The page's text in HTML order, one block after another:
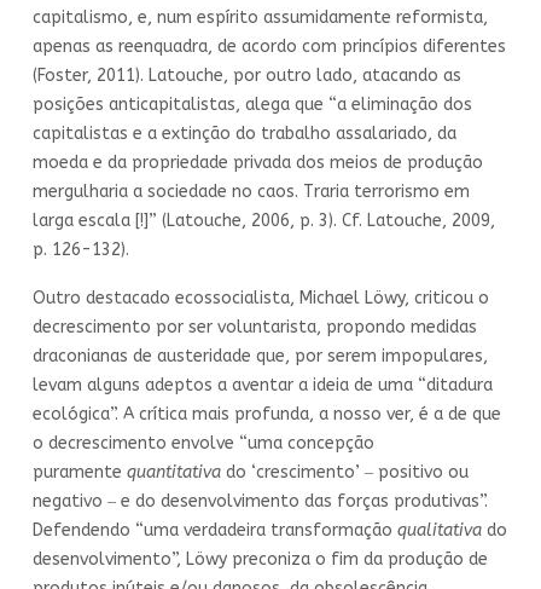
capitalismo, e, num espírito assumidamente reformista,
apenas as reenquadra, de acordo com princípios diferentes
(Foster, 2011). Latouche, por outro lado, atacando as
posições anticapitalistas, alega que “a eliminação dos
capitalistas e a extinção do trabalho assalariado, da
moeda e da propriedade privada dos meios de produção
mergulharia a sociedade no caos. Traria terrorismo em
larga escala [!]” (Latouche, 2006, p. 3). Cf. Latouche, 2009,
p. 126-132).
Outro destacado ecossocialista, Michael Löwy, criticou o
decrescimento por ser voluntarista, propondo medidas
draconianas de austeridade que, por serem impopulares,
levam alguns adeptos a aventar a ideia de uma “ditadura
ecológica”. A crítica mais profunda, a nosso ver, é a de que
o decrescimento envolve “uma concepção
puramente quantitativa do ‘crescimento’ ‒ positivo ou
negativo ‒ e do desenvolvimento das forças produtivas”.
Defendendo “uma verdadeira transformação qualitativa do
desenvolvimento”, Löwy preconiza o fim da produção de